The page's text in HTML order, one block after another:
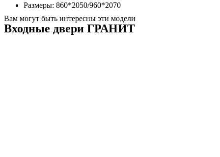
Размеры: 860*2050/960*2070
Вам могут быть интересны эти модели
Входные двери ГРАНИТ